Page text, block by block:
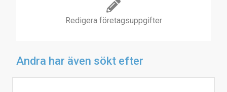
Redigera företagsuppgifter
Andra har även sökt efter